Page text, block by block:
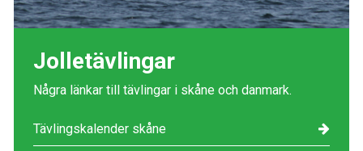
Jolletävlingar
Några länkar till tävlingar i skåne och danmark.
Tävlingskalender skåne